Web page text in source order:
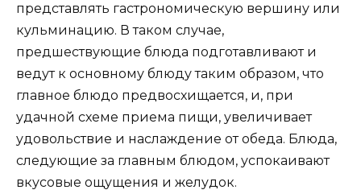
представлять гастрономическую вершину или
кульминацию. В таком случае,
предшествующие блюда подготавливают и
ведут к основному блюду таким образом, что
главное блюдо предвосхищается, и, при
удачной схеме приема пищи, увеличивает
удовольствие и наслаждение от обеда. Блюда,
следующие за главным блюдом, успокаивают
вкусовые ощущения и желудок.